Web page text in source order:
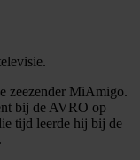
zeezender MiAmigo.
bij de AVRO op
tijd leerde hij bij de